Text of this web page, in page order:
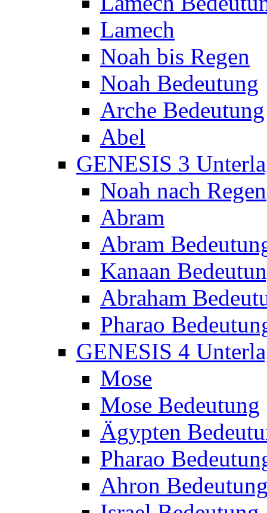
Lamech
Noah bis Regen
Noah Bedeutung
Arche Bedeutung
Abel
GENESIS 3
Noah nach Regen
Abram
Abram
Kanaan
Abraham
Pharao
GENESIS 4
Mose
Mose Bedeutung
Ägypten
Pharao
Ahron